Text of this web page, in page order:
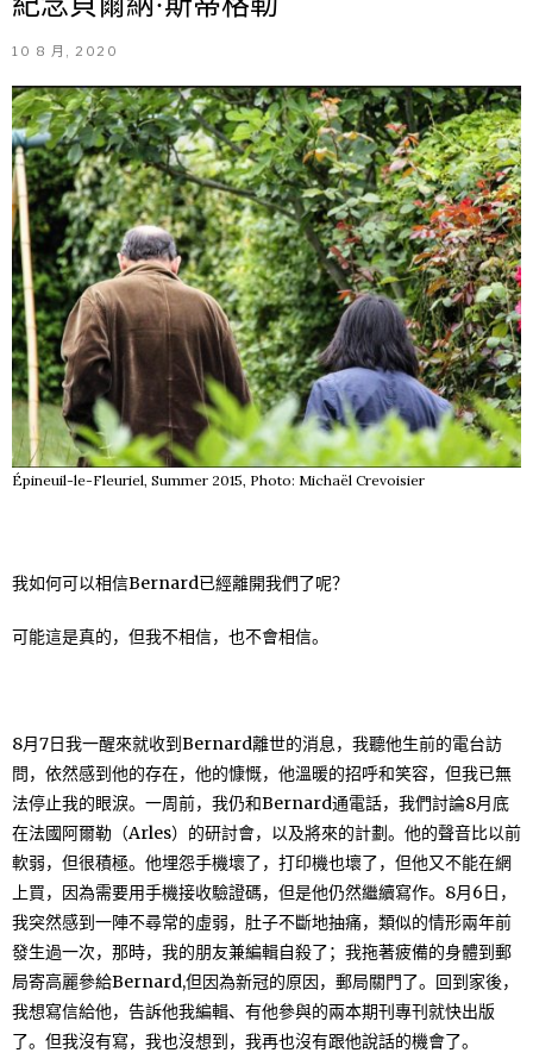
10 8 月, 2020
Épineuil-le-Fleuriel, Summer 2015, Photo: Michaël Crevoisier
我如何可以相信Bernard已經離開我們了呢？
可能這是真的，但我不相信，也不會相信。
8月7日我一醒來就收到Bernard離世的消息，我聽他生前的電台訪
問，依然感到他的存在，他的慷慨，他溫暖的招呼和笑容，但我已無
法停止我的眼淚。一周前，我仍和Bernard通電話，我們討論8月底
在法國阿爾勒（Arles）的研討會，以及將來的計劃。他的聲音比以前
軟弱，但很積極。他埋怨手機壞了，打印機也壞了，但他又不能在網
上買，因為需要用手機接收驗證碼，但是他仍然繼續寫作。8月6日，
我突然感到一陣不尋常的虛弱，肚子不斷地抽痛，類似的情形兩年前
發生過一次，那時，我的朋友兼編輯自殺了；我拖著疲備的身體到郵
局寄高麗參給Bernard,但因為新冠的原因，郵局關門了。回到家後，
我想寫信給他，告訴他我編輯、有他參與的兩本期刊專刊就快出版
了。但我沒有寫，我也沒想到，我再也沒有跟他說話的機會了。